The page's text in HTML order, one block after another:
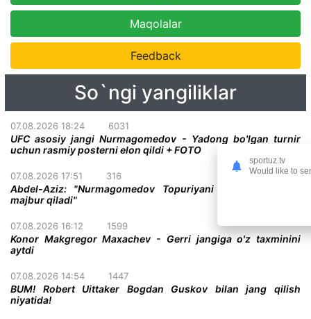
Maqolalar
Feedback
So`ngi yangiliklar
07.08.2026 18:24 6031
UFC asosiy jangi Nurmagomedov - Yadong bo'lgan turnir
uchun rasmiy posterni elon qildi + FOTO
07.08.2026 17:51 316
Abdel-Aziz: "Nurmagomedov Topuriyani taslim bo'lishga
majbur qiladi"
07.08.2026 16:12 1599
Konor Makgregor Maxachev - Gerri jangiga o'z taxminini
aytdi
07.08.2026 14:54 1447
BUM! Robert Uittaker Bogdan Guskov bilan jang qilish
niyatida!
sportuz.tv
Would like to